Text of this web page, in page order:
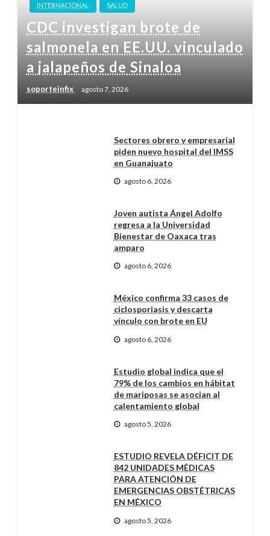
INTERNACIONAL SALUD
CDC investigan brote de
salmonela en EE.UU. vinculado
a jalapeños de Sinaloa
soporteinfix agosto 7, 2026
Sectores obrero y empresarial
piden nuevo hospital del IMSS
en Guanajuato
agosto 6, 2026
Joven autista Ángel Adolfo
regresa a la Universidad
Bienestar de Oaxaca tras
amparo
agosto 6, 2026
México confirma 33 casos de
ciclosporiasis y descarta
vínculo con brote en EU
agosto 6, 2026
Estudio global indica que el
79% de los cambios en hábitat
de mariposas se asocian al
calentamiento global
agosto 5, 2026
ESTUDIO REVELA DÉFICIT DE
842 UNIDADES MÉDICAS
PARA ATENCIÓN DE
EMERGENCIAS OBSTÉTRICAS
EN MÉXICO
agosto 5, 2026